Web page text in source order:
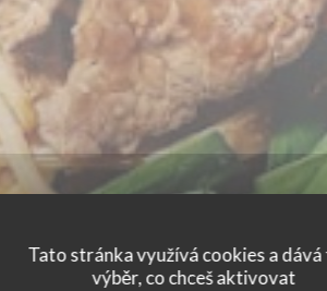
Tato stránka využívá cookies a dává
výběr, co chceš aktivovat